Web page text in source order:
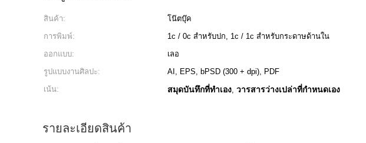
สินค้า: โน๊ตบุ๊ค
การพิมพ์:
1c / 0c สำหรับปก, 1c / 1c สำหรับกระดาษด้านใน
ออกแบบ:
เลอ
รูปแบบงานศิลปะ:
AI, EPS, bPSD (300 + dpi), PDF
เน้น:
สมุดบันทึกที่ทำเอง, วารสารว่างเปล่าที่กำหนดเอง
รายละเอียดสินค้า